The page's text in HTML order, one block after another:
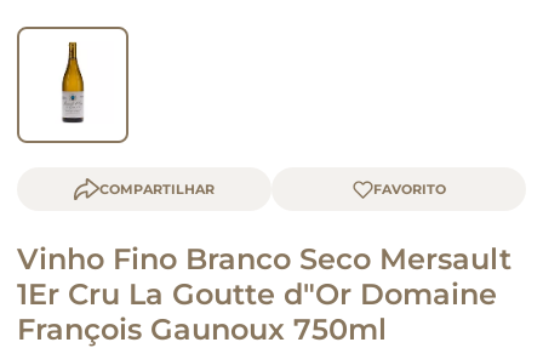
COMPARTILHAR
Vinho Fino Branco Seco Mersault
1Er Cru La Goutte d"Or Domaine
François Gaunoux 750ml